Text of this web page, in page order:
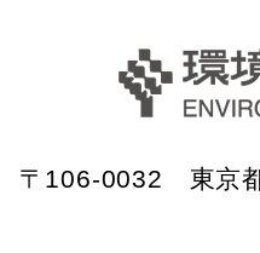
〒106-0032 東京